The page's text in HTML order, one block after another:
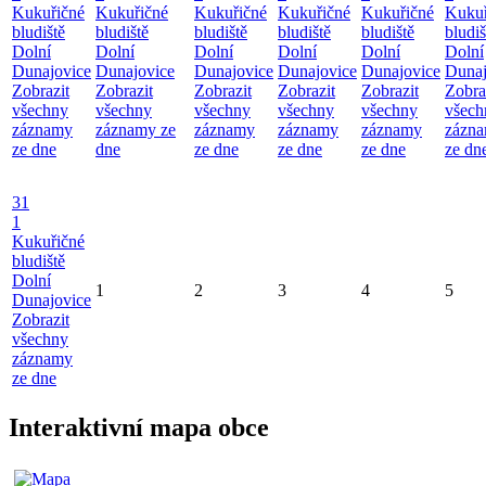
Kukuřičné
bludiště
Dolní
Dunajovice
Zobrazit
všechny
záznamy
ze dne
Kukuřičné
bludiště
Dolní
Dunajovice
Zobrazit
všechny
záznamy ze
dne
Kukuřičné
bludiště
Dolní
Dunajovice
Zobrazit
všechny
záznamy
ze dne
Kukuřičné
bludiště
Dolní
Dunajovice
Zobrazit
všechny
záznamy
ze dne
Kukuřičné
bludiště
Dolní
Dunajovice
Zobrazit
všechny
záznamy
ze dne
Dolní
ze
31
1
Kukuřičné
bludiště
Dolní
Dunajovice
Zobrazit
všechny
záznamy
ze dne
1 2 3 4 5
Interaktivní mapa obce